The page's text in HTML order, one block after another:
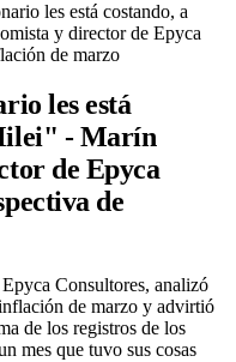
les está costando, a
y director de Epyca
de marzo
les está
- Marín
de Epyca
de
Consultores, analizó
de marzo y advirtió
de los registros de los
mes que tuvo sus cosas